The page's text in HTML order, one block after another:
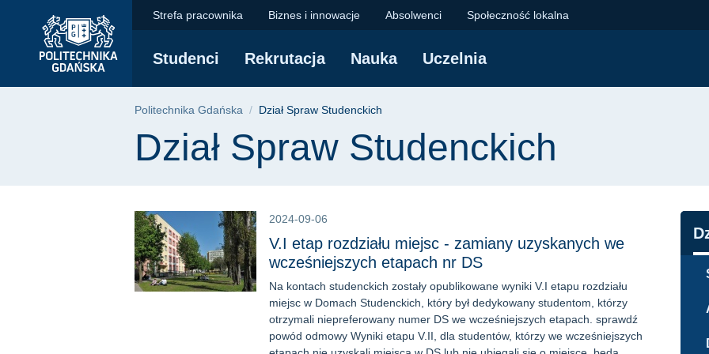
głównego
wyszukiwarki
Dział Spraw Studenckich | Politechnika
Strefa pracownika Biznes i innowacje Absolwenci Społeczność lokalna
Studenci Rekrutacja Nauka Uczelnia
Ścieżka nawigacyjna
Politechnika Gdańska Dział Spraw Studenckich
Treść strony
Dział Spraw Studenckich
2024-09-06
V.I etap rozdziału miejsc - zamiany uzyskanych we
wcześniejszych etapach nr DS
Na kontach studenckich zostały opublikowane wyniki V.I etapu rozdziału
miejsc w Domach Studenckich, który był dedykowany studentom, którzy
otrzymali niepreferowany numer DS we wcześniejszych etapach. sprawdź
powód odmowy Wyniki etapu V.II, dla studentów, którzy we wcześniejszych